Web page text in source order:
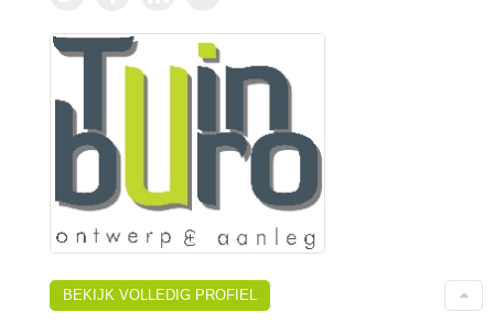
BEKIJK VOLLEDIG PROFIEL